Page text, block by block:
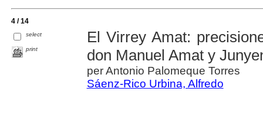
4 / 14
select
print
El Virrey Amat:
don Manuel Amat y
per Antonio Palomeque Torres
Sáenz-Rico Urbina, Alfredo